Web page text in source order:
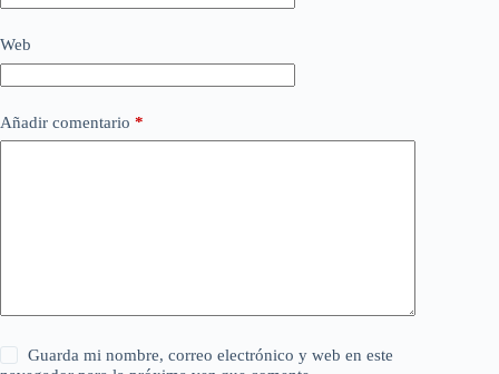
Web
Añadir comentario *
Guarda mi nombre, correo electrónico y web en este